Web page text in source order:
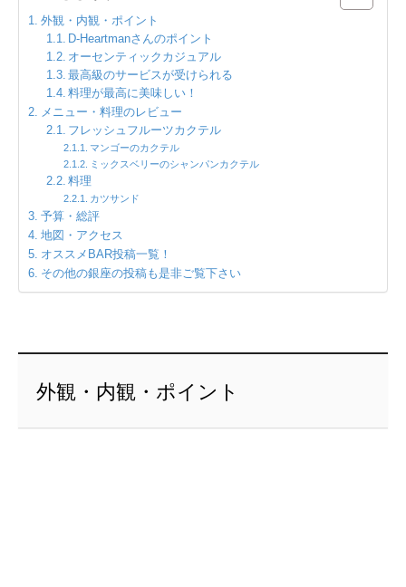
外観・内観・ポイント
D-Heartmanさんのポイント
オーセンティックカジュアル
最高級のサービスが受けられる
料理が最高に美味しい！
メニュー・料理のレビュー
フレッシュフルーツカクテル
マンゴーのカクテル
ミックスベリーのシャンパンカクテル
料理
カツサンド
予算・総評
地図・アクセス
オススメBAR投稿一覧！
その他の銀座の投稿も是非ご覧下さい
外観・内観・ポイント